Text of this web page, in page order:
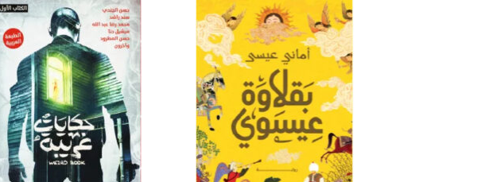
إضافة
إلى
قائمة
الرغبات